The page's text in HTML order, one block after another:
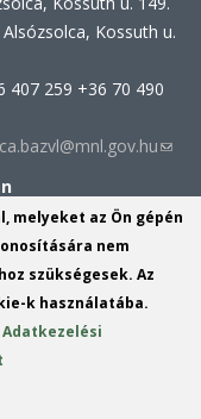
mail)
Kossuth u.
407 259 +36 70 490
(link
e-
113809158
BAZML
melyeket az Ön gépén
nem
szükségesek. Az
k használatába.
Adatkezelési